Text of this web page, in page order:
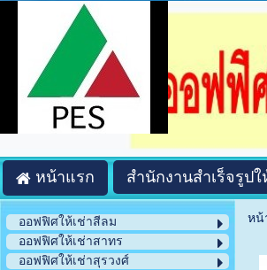
หน้าแรก สำนักงานสำเร็จรูปใ
ออฟฟิศให้เช่าสีลม
ออฟฟิศให้เช่าสาทร
ออฟฟิศให้เช่าสุรวงศ์
หน้